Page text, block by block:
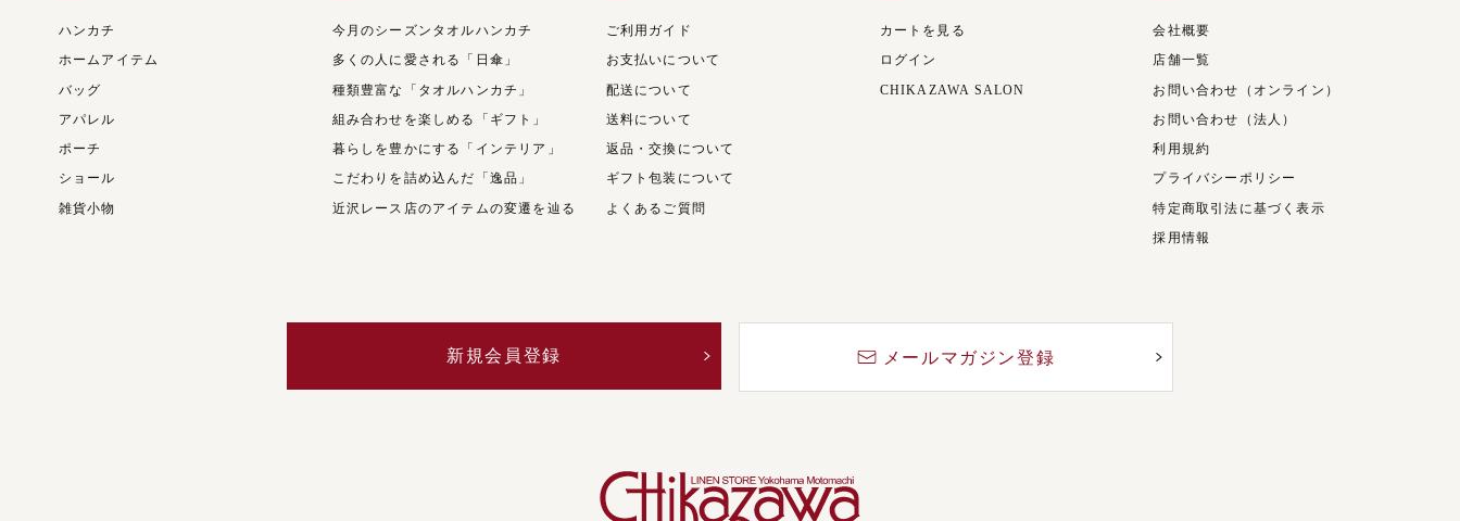
ハンカチ
ホームアイテム
バッグ
アパレル
ポーチ
ショール
雑貨小物
今月のシーズンタオルハンカチ
多くの人に愛される「日傘」
種類豊富な「タオルハンカチ」
組み合わせを楽しめる「ギフト」
暮らしを豊かにする「インテリア」
こだわりを詰め込んだ「逸品」
近沢レース店のアイテムの変遷を辿る
ご利用ガイド
お支払いについて
配送について
送料について
返品・交換について
ギフト包装について
よくあるご質問
カートを見る
ログイン
CHIKAZAWA SALON
会社概要
店舗一覧
お問い合わせ（オンライン）
お問い合わせ（法人）
利用規約
プライバシーポリシー
特定商取引法に基づく表示
採用情報
新規会員登録 メールマガジン登録